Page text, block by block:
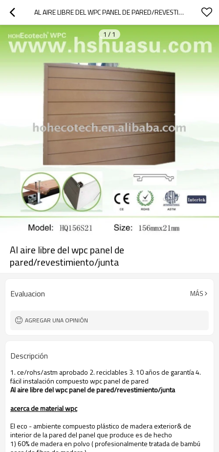
AL AIRE LIBRE DEL WPC PANEL DE PARED/REVESTIMIENTO/JUNTA
1 / 1
Al aire libre del wpc panel de
pared/revestimiento/junta
Evaluacion MÁS
AGREGAR UNA OPINIÓN
Descripción
1. ce/rohs/astm aprobado 2. reciclables 3. 10 años de garantía 4.
fácil instalación compuesto wpc panel de pared
Al aire libre del wpc panel de pared/revestimiento/junta
acerca de material wpc
El eco - ambiente compuesto plástico de madera exterior& de
interior de la pared del panel que produce es de hecho
1) 60% de madera en polvo ( profesionalmente tratada de bambú